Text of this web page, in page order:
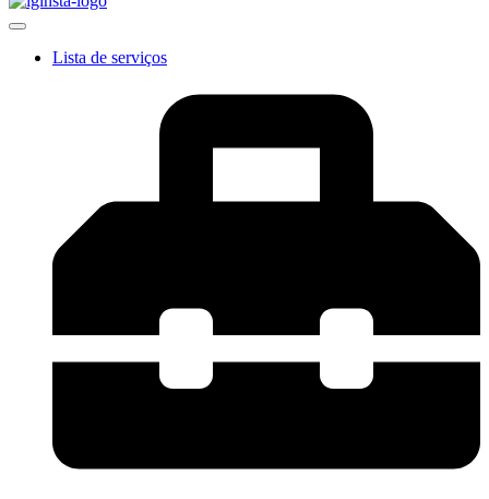
Lista de serviços